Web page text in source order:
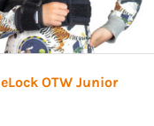
eLock OTW Junior